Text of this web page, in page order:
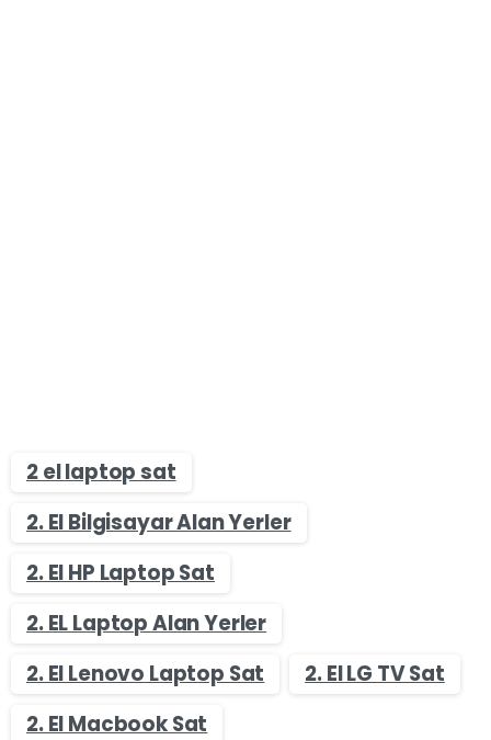
2 el laptop sat
2. El Bilgisayar Alan Yerler
2. El HP Laptop Sat
2. EL Laptop Alan Yerler
2. El Lenovo Laptop Sat
2. El LG TV Sat
2. El Macbook Sat